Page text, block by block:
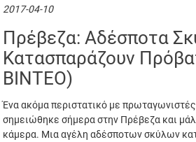
2017-04-10
Πρέβεζα: Αδέσποτα
Κατασπαράζουν
ΒΙΝΤΕΟ)
Ένα ακόμα περιστατικό με
σημειώθηκε σήμερα στην Πρέβεζα και
κάμερα. Μια αγέλη αδέσποτων σκύλων